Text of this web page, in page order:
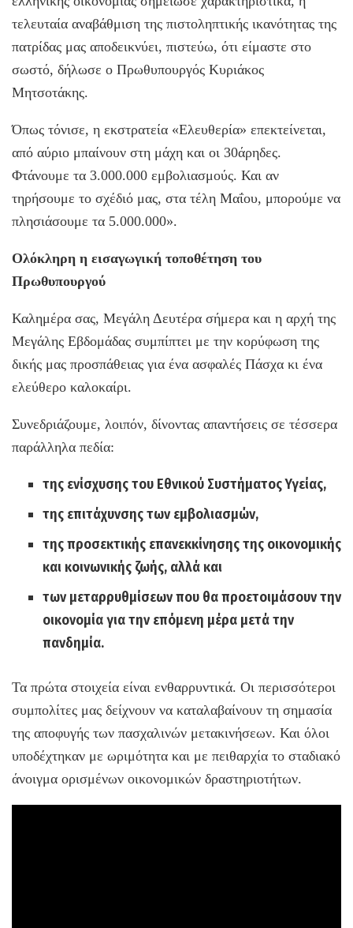
τελευταία αναβάθμιση της πιστοληπτικής ικανότητας της
πατρίδας μας αποδεικνύει, πιστεύω, ότι είμαστε στο
σωστό, δήλωσε ο Πρωθυπουργός Κυριάκος
Μητσοτάκης.
Όπως τόνισε, η εκστρατεία «Ελευθερία» επεκτείνεται,
από αύριο μπαίνουν στη μάχη και οι 30άρηδες.
Φτάνουμε τα 3.000.000 εμβολιασμούς. Και αν
τηρήσουμε το σχέδιό μας, στα τέλη Μαΐου, μπορούμε να
πλησιάσουμε τα 5.000.000».
Ολόκληρη η εισαγωγική τοποθέτηση του
Πρωθυπουργού
Καλημέρα σας, Μεγάλη Δευτέρα σήμερα και η αρχή της
Μεγάλης Εβδομάδας συμπίπτει με την κορύφωση της
δικής μας προσπάθειας για ένα ασφαλές Πάσχα κι ένα
ελεύθερο καλοκαίρι.
Συνεδριάζουμε, λοιπόν, δίνοντας απαντήσεις σε τέσσερα
παράλληλα πεδία:
της ενίσχυσης του Εθνικού Συστήματος Υγείας,
της επιτάχυνσης των εμβολιασμών,
της προσεκτικής επανεκκίνησης της οικονομικής
και κοινωνικής ζωής, αλλά και
των μεταρρυθμίσεων που θα προετοιμάσουν την
οικονομία για την επόμενη μέρα μετά την
πανδημία.
Τα πρώτα στοιχεία είναι ενθαρρυντικά. Οι περισσότεροι
συμπολίτες μας δείχνουν να καταλαβαίνουν τη σημασία
της αποφυγής των πασχαλινών μετακινήσεων. Και όλοι
υποδέχτηκαν με ωριμότητα και με πειθαρχία το σταδιακό
άνοιγμα ορισμένων οικονομικών δραστηριοτήτων.